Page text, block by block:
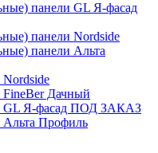
панели GL Я-фасад
панели Nordside
панели Альта
Дачный
GL Я-фасад ПОД ЗАКАЗ
Профиль